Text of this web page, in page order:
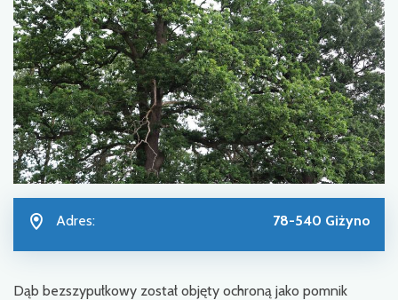
Adres: 78-540 Giżyno
Dąb bezszypułkowy został objęty ochroną jako pomnik